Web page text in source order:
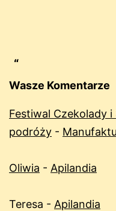
Wasze Komentarze
Festiwal Czekolady i
podróży -
Oliwia - Apilandia
Teresa - Apilandia